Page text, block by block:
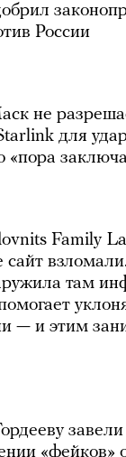
России
не
для
«пора
Family
сайт
там
— и этим
«фейков»